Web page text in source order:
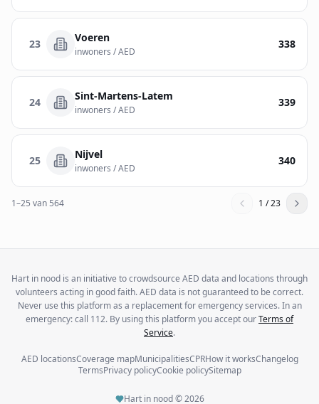
23 Voeren
inwoners / AED
338
24 Sint-Martens-Latem
inwoners / AED
339
25 Nijvel
inwoners / AED
340
1–25 van 564 1 /23
Hart in nood is an initiative to crowdsource AED data and locations through
volunteers acting in good faith. AED data is not guaranteed to be correct.
Never use this platform as a replacement for emergency services. In an
emergency: call 112. By using this platform you accept ourTerms of
Service.
AED locationsCoverage mapMunicipalitiesCPRHow it worksChangelog
TermsPrivacy policyCookie policySitemap
Hart in nood ©2026